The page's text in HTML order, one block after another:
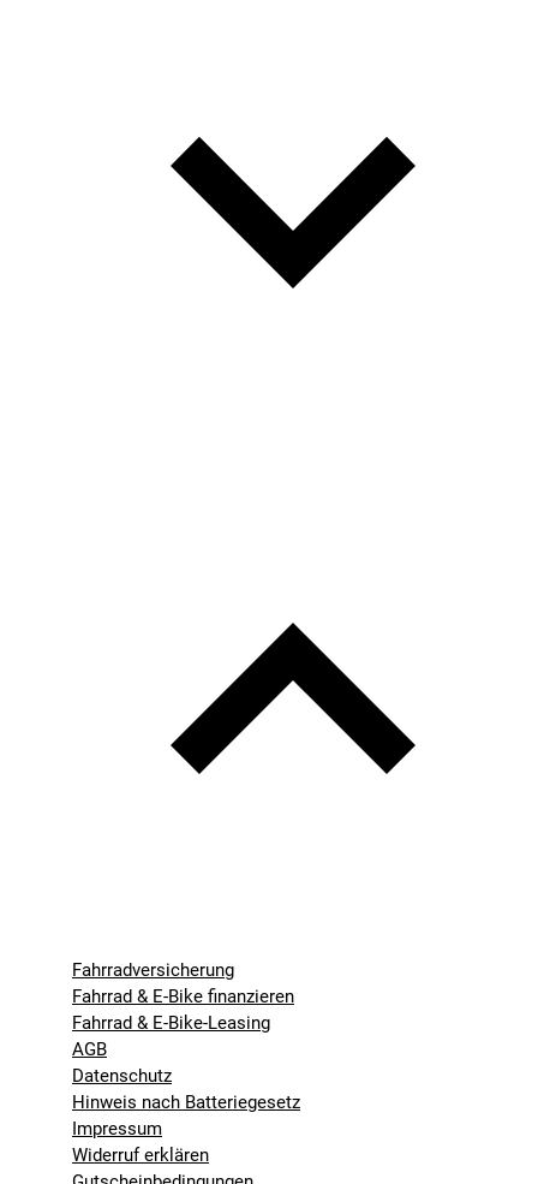
Fahrradversicherung
Fahrrad & E-Bike finanzieren
Fahrrad & E-Bike-Leasing
AGB
Datenschutz
Hinweis nach Batteriegesetz
Impressum
Widerruf erklären